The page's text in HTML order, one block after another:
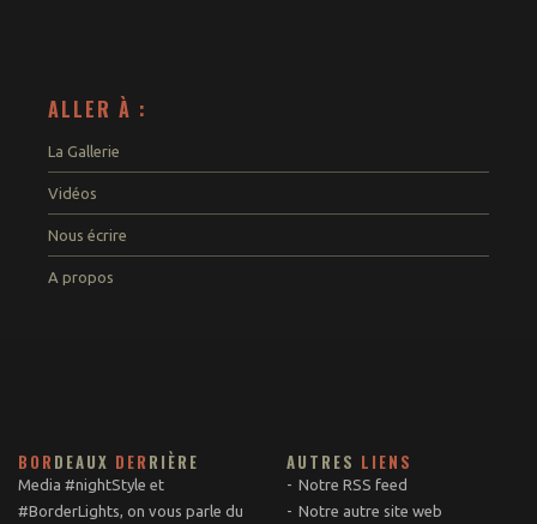
ALLER À :
La Gallerie
Vidéos
Nous écrire
A propos
BOR DEAUX DER RIÈRE
Media #nightStyle et
#BorderLights, on vous parle du
AUTRES LIENS
Notre RSS feed
Notre autre site web